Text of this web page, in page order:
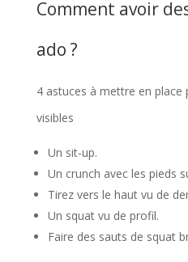
Comment avoir
ado ?
4 astuces à mettre en place
visibles
Un sit-up.
Un crunch avec les pieds
Tirez vers le haut vu de
Un squat vu de profil.
Faire des sauts de squat